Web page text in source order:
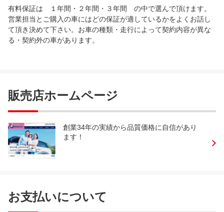
有料保証は １年間・２年間・３年間 の中で選んで頂けます。
営業担当とご購入の車にはどの保証が適しているかをよくお話し
て頂き決めて下さい。お車の種類・走行によって契約内容が異な
る・契約外の車があります。
販売店ホームページ
創業34年の実績から品質価格に自信があり
ます！
お支払いについて